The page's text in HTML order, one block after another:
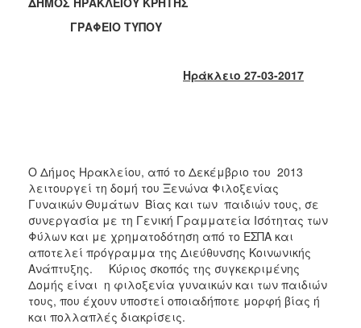
2020
2019
2012
2011
2010
2006
ΓΡΑΦΕΙΟ ΤΥΠΟΥ
Ηράκλειο 27-03-2017
Ο Δήμος Ηρακλείου, από το Δεκέμβριο του 2013
λειτουργεί τη δομή του Ξενώνα Φιλοξενίας
Γυναικών Θυμάτων Βίας και των παιδιών τους, σε
συνεργασία με τη Γενική Γραμματεία Ισότητας των
Φύλων και με χρηματοδότηση από το ΕΣΠΑ και
αποτελεί πρόγραμμα της Διεύθυνσης Κοινωνικής
Ανάπτυξης. Κύριος σκοπός της συγκεκριμένης
Δομής είναι η φιλοξενία γυναικών και των παιδιών
τους, που έχουν υποστεί οποιαδήποτε μορφή βίας ή
και πολλαπλές διακρίσεις.